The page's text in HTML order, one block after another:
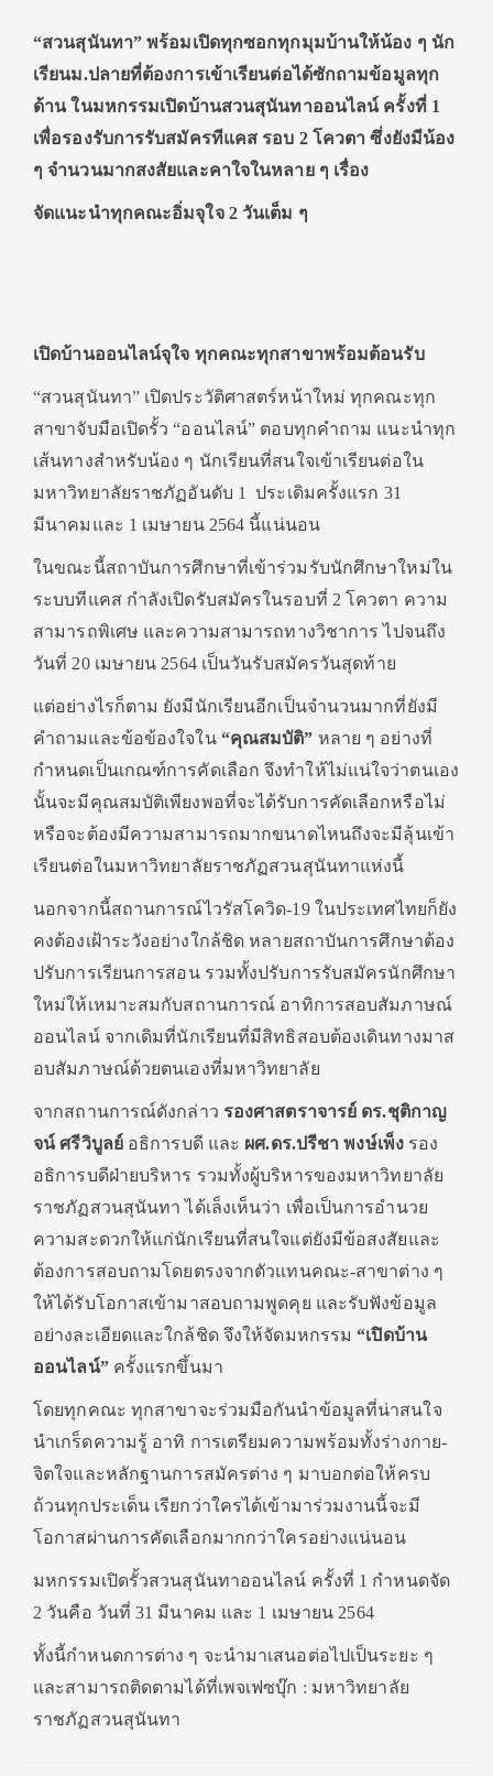
“สวนสุนันทา” พร้อมเปิดทุกซอกทุกมุมบ้านให้น้อง ๆ นัก
เรียนม.ปลายที่ต้องการเข้าเรียนต่อได้ซักถามข้อมูลทุก
ด้าน ในมหกรรมเปิดบ้านสวนสุนันทาออนไลน์ ครั้งที่ 1
เพื่อรองรับการรับสมัครทีแคส รอบ 2 โควตา ซึ่งยังมีน้อง
ๆ จำนวนมากสงสัยและคาใจในหลาย ๆ เรื่อง
จัดแนะนำทุกคณะอิ่มจุใจ 2 วันเต็ม ๆ
เปิดบ้านออนไลน์จุใจ ทุกคณะทุกสาขาพร้อมต้อนรับ
“สวนสุนันทา” เปิดประวัติศาสตร์หน้าใหม่ ทุกคณะทุก
สาขาจับมือเปิดรั้ว “ออนไลน์” ตอบทุกคำถาม แนะนำทุก
เส้นทางสำหรับน้อง ๆ นักเรียนที่สนใจเข้าเรียนต่อใน
มหาวิทยาลัยราชภัฏอันดับ 1 ประเดิมครั้งแรก 31
มีนาคมและ 1 เมษายน 2564 นี้แน่นอน
ในขณะนี้สถาบันการศึกษาที่เข้าร่วมรับนักศึกษาใหม่ใน
ระบบทีแคส กำลังเปิดรับสมัครในรอบที่ 2 โควตา ความ
สามารถพิเศษ และความสามารถทางวิชาการ ไปจนถึง
วันที่ 20 เมษายน 2564 เป็นวันรับสมัครวันสุดท้าย
แต่อย่างไรก็ตาม ยังมีนักเรียนอีกเป็นจำนวนมากที่ยังมี
คำถามและข้อข้องใจใน “คุณสมบัติ” หลาย ๆ อย่างที่
กำหนดเป็นเกณฑ์การคัดเลือก จึงทำให้ไม่แน่ใจว่าตนเอง
นั้นจะมีคุณสมบัติเพียงพอที่จะได้รับการคัดเลือกหรือไม่
หรือจะต้องมีความสามารถมากขนาดไหนถึงจะมีลุ้นเข้า
เรียนต่อในมหาวิทยาลัยราชภัฏสวนสุนันทาแห่งนี้
นอกจากนี้สถานการณ์ไวรัสโควิด-19 ในประเทศไทยก็ยัง
คงต้องเฝ้าระวังอย่างใกล้ชิด หลายสถาบันการศึกษาต้อง
ปรับการเรียนการสอน รวมทั้งปรับการรับสมัครนักศึกษา
ใหม่ให้เหมาะสมกับสถานการณ์ อาทิการสอบสัมภาษณ์
ออนไลน์ จากเดิมที่นักเรียนที่มีสิทธิสอบต้องเดินทางมาส
อบสัมภาษณ์ด้วยตนเองที่มหาวิทยาลัย
จากสถานการณ์ดังกล่าว รองศาสตราจารย์ ดร.ชุติกาญ
จน์ ศรีวิบูลย์อธิการบดี และ ผศ.ดร.ปรีชา พงษ์เพ็งรอง
อธิการบดีฝ่ายบริหาร รวมทั้งผู้บริหารของมหาวิทยาลัย
ราชภัฏสวนสุนันทา ได้เล็งเห็นว่า เพื่อเป็นการอำนวย
ความสะดวกให้แก่นักเรียนที่สนใจแต่ยังมีข้อสงสัยและ
ต้องการสอบถามโดยตรงจากตัวแทนคณะ-สาขาต่าง ๆ
ให้ได้รับโอกาสเข้ามาสอบถามพูดคุย และรับฟังข้อมูล
อย่างละเอียดและใกล้ชิด จึงให้จัดมหกรรม“เปิดบ้าน
ออนไลน์”ครั้งแรกขึ้นมา
โดยทุกคณะ ทุกสาขาจะร่วมมือกันนำข้อมูลที่น่าสนใจ
นำเกร็ดความรู้ อาทิ การเตรียมความพร้อมทั้งร่างกาย-
จิตใจและหลักฐานการสมัครต่าง ๆ มาบอกต่อให้ครบ
ถ้วนทุกประเด็น เรียกว่าใครได้เข้ามาร่วมงานนี้จะมี
โอกาสผ่านการคัดเลือกมากกว่าใครอย่างแน่นอน
มหกรรมเปิดรั้วสวนสุนันทาออนไลน์ ครั้งที่ 1 กำหนดจัด
2 วันคือ วันที่ 31 มีนาคม และ 1 เมษายน 2564
ทั้งนี้กำหนดการต่าง ๆ จะนำมาเสนอต่อไปเป็นระยะ ๆ
และสามารถติดตามได้ที่เพจเฟซบุ๊ก : มหาวิทยาลัย
ราชภัฏสวนสุนันทา